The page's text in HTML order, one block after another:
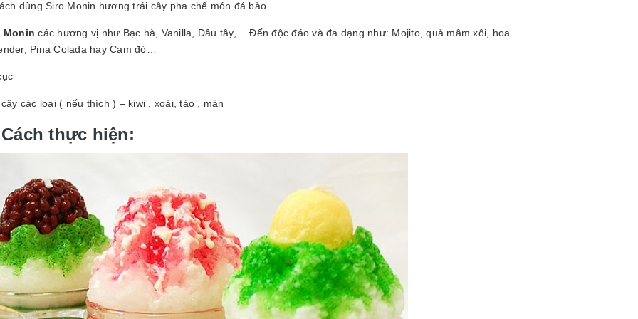
Monin các hương vị như Bạc hà, Vanilla, Dâu tây,… Đến độc đáo và đa dạng như: Mojito, quả mâm xôi, hoa
Pina Colada hay Cam đỏ…
các loại ( nếu thích ) – kiwi , xoài, táo , mận
thực hiện: